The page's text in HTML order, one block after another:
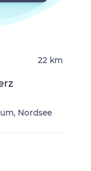
Nordsee
22 km